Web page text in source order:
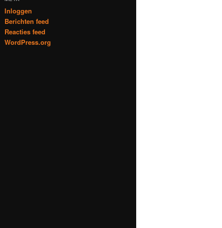
Inloggen
Berichten feed
Reacties feed
WordPress.org